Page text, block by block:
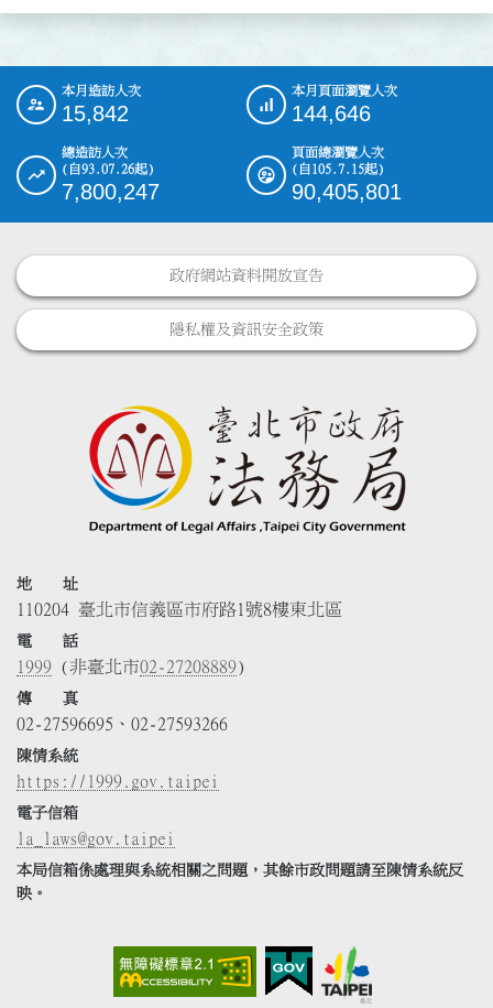
::: 本月造訪人次
15,842
本月頁面瀏覽人次
144,646
總造訪人次
(自93.07.26起)
7,800,247
頁面總瀏覽人次
(自105.7.15起)
90,405,801
政府網站資料開放宣告
隱私權及資訊安全政策
地 址
110204 臺北市信義區市府路1號8樓東北區
電 話
1999 (非臺北市02-27208889)
傳 真
02-27596695、02-27593266
陳情系統
https://1999.gov.taipei
電子信箱
la_laws@gov.taipei
本局信箱係處理與系統相關之問題，其餘市政問題請至陳情系統反
映。